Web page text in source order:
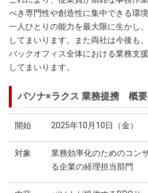
べき専門性や創造性に集中できる環
一人ひとりの能力を最大限に生かし
してまいります。また両社は今後も
バックオフィス全体における業務支
してまいります。
パソナ×ラクス 業務提携 概要
開始 2025年10月10日（金）
対象
業務効率化のためのコン
る企業の経理担当部門